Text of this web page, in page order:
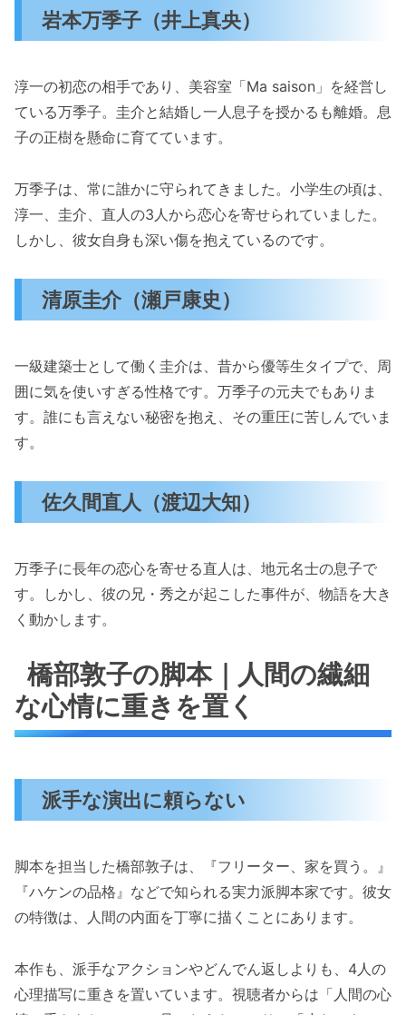
岩本万季子（井上真央）
淳一の初恋の相手であり、美容室「Ma saison」を経営し
ている万季子。圭介と結婚し一人息子を授かるも離婚。息
子の正樹を懸命に育てています。
万季子は、常に誰かに守られてきました。小学生の頃は、
淳一、圭介、直人の3人から恋心を寄せられていました。
しかし、彼女自身も深い傷を抱えているのです。
清原圭介（瀬戸康史）
一級建築士として働く圭介は、昔から優等生タイプで、周
囲に気を使いすぎる性格です。万季子の元夫でもありま
す。誰にも言えない秘密を抱え、その重圧に苦しんでいま
す。
佐久間直人（渡辺大知）
万季子に長年の恋心を寄せる直人は、地元名士の息子で
す。しかし、彼の兄・秀之が起こした事件が、物語を大き
く動かします。
橋部敦子の脚本｜人間の繊細
な心情に重きを置く
派手な演出に頼らない
脚本を担当した橋部敦子は、『フリーター、家を買う。』
『ハケンの品格』などで知られる実力派脚本家です。彼女
の特徴は、人間の内面を丁寧に描くことにあります。
本作も、派手なアクションやどんでん返しよりも、4人の
心理描写に重きを置いています。視聴者からは「人間の心